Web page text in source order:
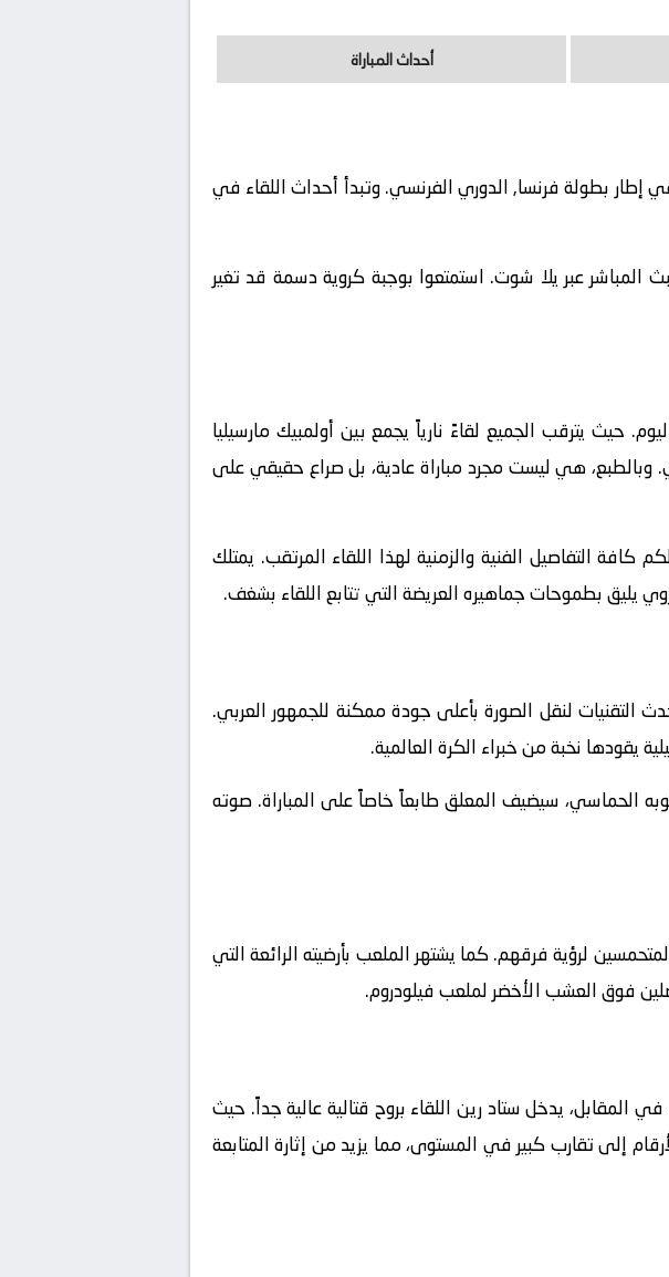
أحداث المباراة
المباراة في إطار بطولة فرنسا, الدوري الفرنسي. وتبدأ أحداث اللقاء في
المباشر عبر يلا شوت. استمتعوا بوجبة كروية دسمة قد تغير
حيث يترقب الجميع لقاءً نارياً يجمع بين أولمبيك مارسيليا
. وبالطبع، هي ليست مجرد مباراة عادية، بل صراع حقيقي على
التفاصيل الفنية والزمنية لهذا اللقاء المرتقب. يمتلك
يليق بطموحات جماهيره العريضة التي تتابع اللقاء بشغف.
التقنيات لنقل الصورة بأعلى جودة ممكنة للجمهور العربي.
يقودها نخبة من خبراء الكرة العالمية.
الحماسي، سيضيف المعلق طابعاً خاصاً على المباراة. صوته
لرؤية فرقهم. كما يشتهر الملعب بأرضيته الرائعة التي
فوق العشب الأخضر لملعب فيلودروم.
في المقابل، يدخلستاد ريناللقاء بروح قتالية عالية جداً. حيث
إلى تقارب كبير في المستوى، مما يزيد من إثارة المتابعة